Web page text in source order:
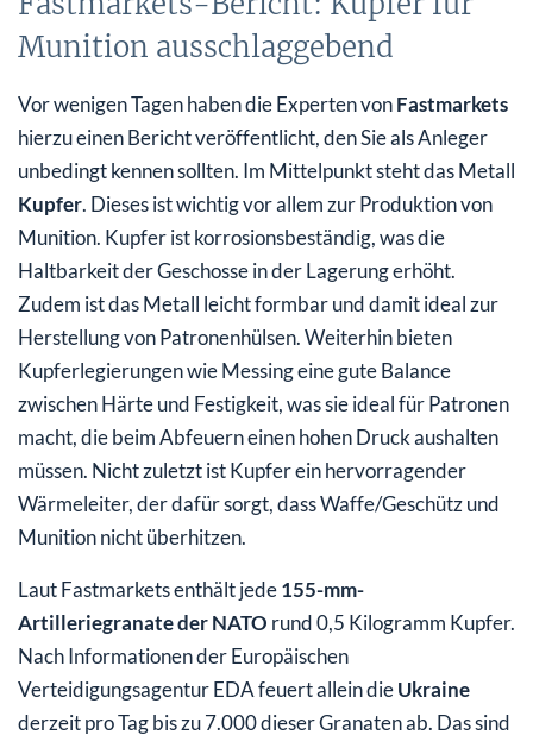
Munition ausschlaggebend
Vor wenigen Tagen haben die Experten vonFastmarkets
hierzu einen Bericht veröffentlicht, den Sie als Anleger
unbedingt kennen sollten. Im Mittelpunkt steht das Metall
Kupfer. Dieses ist wichtig vor allem zur Produktion von
Munition. Kupfer ist korrosionsbeständig, was die
Haltbarkeit der Geschosse in der Lagerung erhöht.
Zudem ist das Metall leicht formbar und damit ideal zur
Herstellung von Patronenhülsen. Weiterhin bieten
Kupferlegierungen wie Messing eine gute Balance
zwischen Härte und Festigkeit, was sie ideal für Patronen
macht, die beim Abfeuern einen hohen Druck aushalten
müssen. Nicht zuletzt ist Kupfer ein hervorragender
Wärmeleiter, der dafür sorgt, dass Waffe/Geschütz und
Munition nicht überhitzen.
Laut Fastmarkets enthält jede155-mm-
Artilleriegranate der NATO rund 0,5 Kilogramm Kupfer.
Nach Informationen der Europäischen
Verteidigungsagentur EDA feuert allein dieUkraine
derzeit pro Tag bis zu 7.000 dieser Granaten ab. Das sind